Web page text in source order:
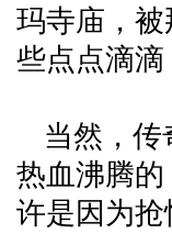
玛寺庙，
些点点滴
当然，
热血沸腾
许是因为